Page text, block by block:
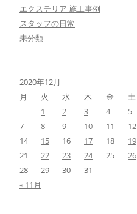
エクステリア 施工事例
スタッフの日常
未分類
2020年12月
月
火 水 木 金 土
1
2 3 4 5
7
8 9 10 11 12
14
15 16 17 18 19
21
22 23 24 25 26
28
29 30
31
« 11月